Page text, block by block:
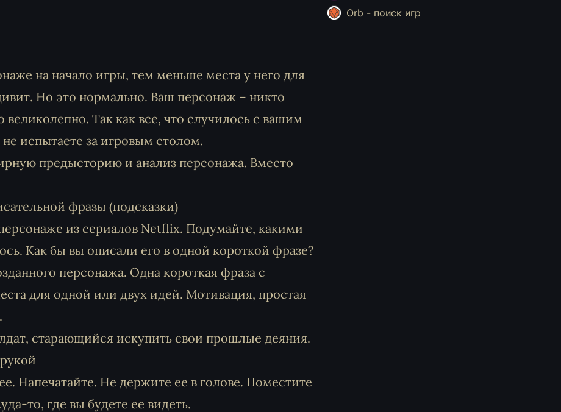
на начало игры, тем меньше места у него для
Но это нормально. Ваш персонаж – никто
великолепно. Так как все, что случилось с вашим
испытаете за игровым столом.
предысторию и анализ персонажа. Вместо
фразы (подсказки)
из сериалов Netflix. Подумайте, какими
Как бы вы описали его в одной короткой фразе?
персонажа. Одна короткая фраза с
для одной или двух идей. Мотивация, простая
старающийся искупить свои прошлые деяния.
Напечатайте. Не держите ее в голове. Поместите
то, где вы будете ее видеть.
Orb - поиск игр